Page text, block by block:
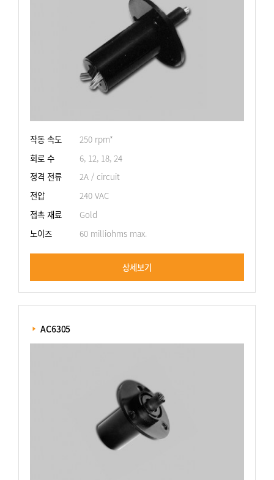
작동 속도
250 rpm*
회로 수
6, 12, 18, 24
정격 전류
2A / circuit
전압
240 VAC
접촉 재료
Gold
노이즈
60 milliohms max.
상세보기
AC6305